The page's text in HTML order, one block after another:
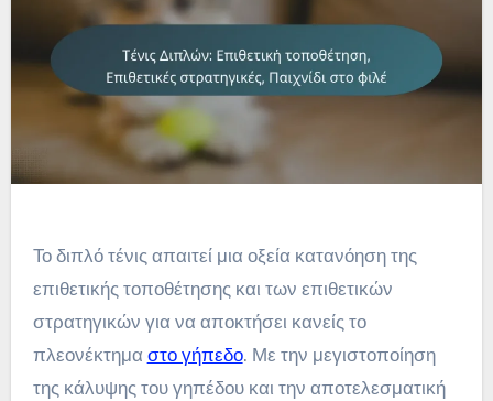
Το διπλό τένις απαιτεί μια οξεία κατανόηση της
επιθετικής τοποθέτησης και των επιθετικών
στρατηγικών για να αποκτήσει κανείς το
πλεονέκτημα στο γήπεδο. Με την μεγιστοποίηση
της κάλυψης του γηπέδου και την αποτελεσματική